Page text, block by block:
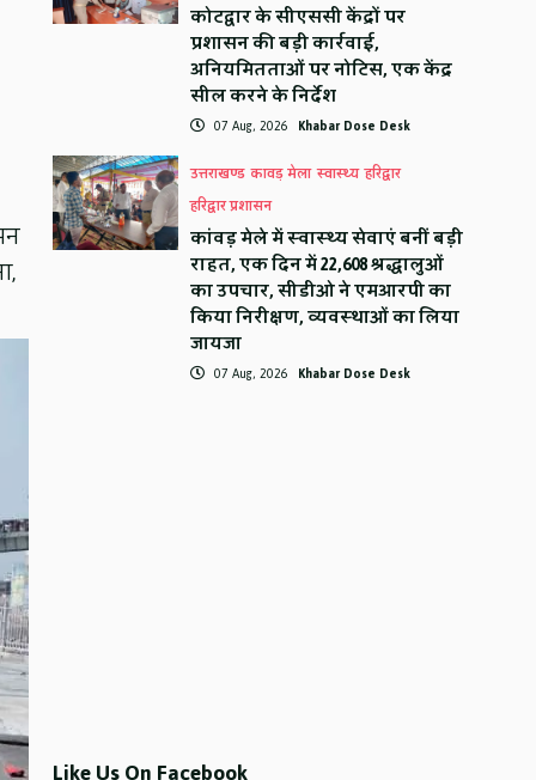
कोटद्वार के सीएससी केंद्रों पर
प्रशासन की बड़ी कार्रवाई,
अनियमितताओं पर नोटिस, एक केंद्र
सील करने के निर्देश
07 Aug, 2026 Khabar Dose Desk
उत्तराखण्ड कावड़ मेला स्वास्थ्य हरिद्वार
हरिद्वार प्रशासन
कांवड़ मेले में स्वास्थ्य सेवाएं बनीं बड़ी
राहत, एक दिन में 22,608 श्रद्धालुओं
का उपचार, सीडीओ ने एमआरपी का
किया निरीक्षण, व्यवस्थाओं का लिया
जायजा
07 Aug, 2026 Khabar Dose Desk